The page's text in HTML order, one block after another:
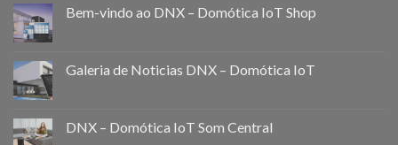
Bem-vindo ao DNX – Domótica IoT Shop
Galeria de Noticias DNX – Domótica IoT
DNX – Domótica IoT Som Central